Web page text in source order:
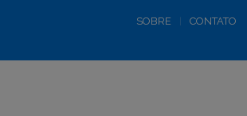
SOBRE CONTATO